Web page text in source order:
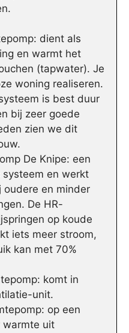
dient als
en warmt het
(tapwater). Je
woning realiseren.
is best duur
bij zeer goede
zien we dit
De Knipe: een
en werkt
en minder
De HR-
op koude
iets meer stroom,
kan met 70%
komt in
unit.
op een
warmte uit